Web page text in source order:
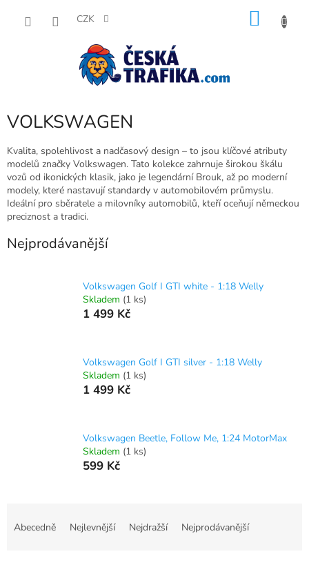
CZK
VOLKSWAGEN
Kvalita, spolehlivost a nadčasový design – to jsou klíčové atributy
modelů značky Volkswagen. Tato kolekce zahrnuje širokou škálu
vozů od ikonických klasik, jako je legendární Brouk, až po moderní
modely, které nastavují standardy v automobilovém průmyslu.
Ideální pro sběratele a milovníky automobilů, kteří oceňují německou
preciznost a tradici.
Nejprodávanější
Volkswagen Golf I GTI white - 1:18 Welly
Skladem (1 ks)
1 499 Kč
Volkswagen Golf I GTI silver - 1:18 Welly
Skladem (1 ks)
1 499 Kč
Volkswagen Beetle, Follow Me, 1:24 MotorMax
Skladem (1 ks)
599 Kč
Abecedně Nejlevnější Nejdražší Nejprodávanější